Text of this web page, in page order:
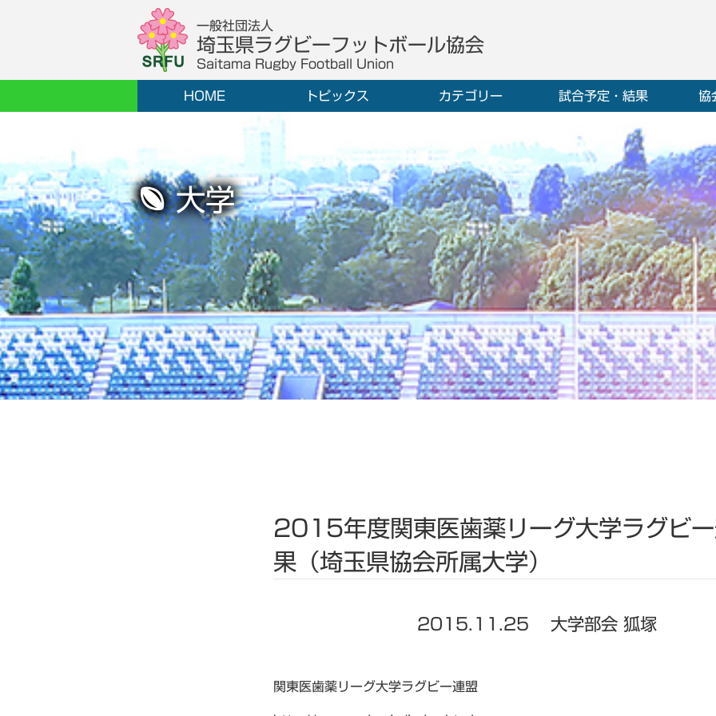
一般社団法人
埼玉県ラグビーフットボール協会
Saitama Rugby Football Union
HOME トピックス カテゴリー 試合予定・結果 協
大学
2015年度関東医歯薬リーグ大学ラグビ
果（埼玉県協会所属大学）
2015.11.25 大学部会 狐塚
関東医歯薬リーグ大学ラグビー連盟